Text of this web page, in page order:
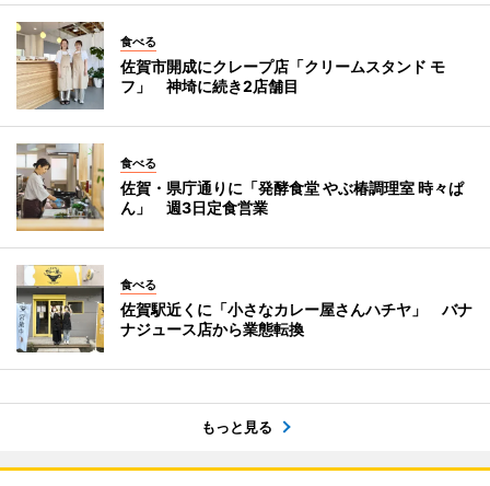
食べる
佐賀市開成にクレープ店「クリームスタンド モ
フ」 神埼に続き2店舗目
食べる
佐賀・県庁通りに「発酵食堂 やぶ椿調理室 時々ぱ
ん」 週3日定食営業
食べる
佐賀駅近くに「小さなカレー屋さんハチヤ」 バナ
ナジュース店から業態転換
もっと見る